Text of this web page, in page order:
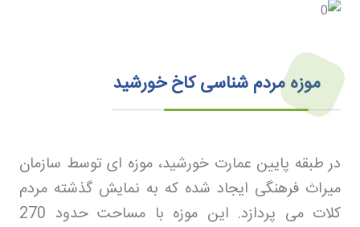
موزه مردم شناسی کاخ خورشید
در طبقه پایین عمارت خورشید، موزه ای توسط سازمان
میراث فرهنگی ایجاد شده که به نمایش گذشته مردم
کلات می پردازد. این موزه با مساحت حدود 270